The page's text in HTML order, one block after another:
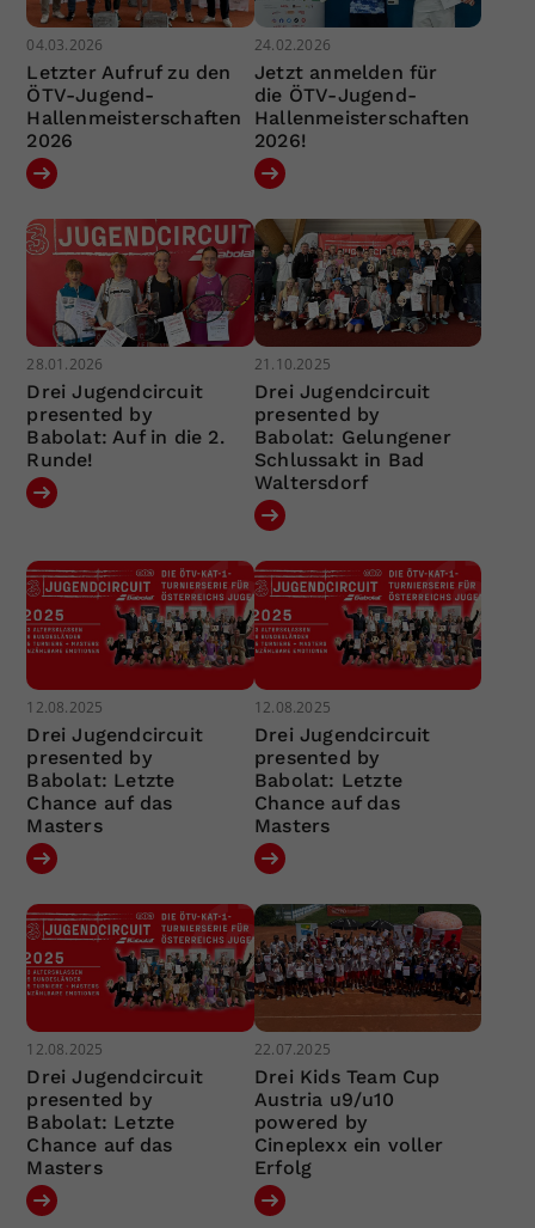
04.03.2026
Letzter Aufruf zu den
ÖTV-Jugend-
Hallenmeisterschaften
2026
24.02.2026
Jetzt anmelden für
die ÖTV-Jugend-
Hallenmeisterschaften
2026!
28.01.2026
Drei Jugendcircuit
presented by
Babolat: Auf in die 2.
Runde!
21.10.2025
Drei Jugendcircuit
presented by
Babolat: Gelungener
Schlussakt in Bad
Waltersdorf
12.08.2025
Drei Jugendcircuit
presented by
Babolat: Letzte
Chance auf das
Masters
12.08.2025
Drei Jugendcircuit
presented by
Babolat: Letzte
Chance auf das
Masters
12.08.2025
Drei Jugendcircuit
presented by
Babolat: Letzte
Chance auf das
Masters
22.07.2025
Drei Kids Team Cup
Austria u9/u10
powered by
Cineplexx ein voller
Erfolg